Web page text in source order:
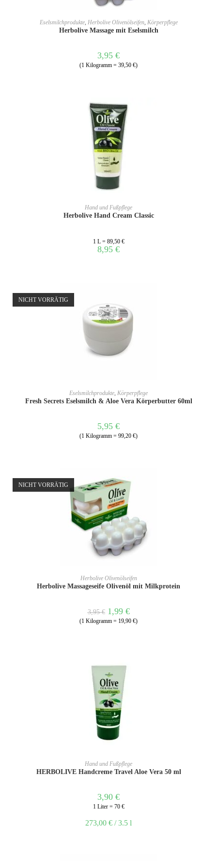
WEITERLESEN
Eselsmilchprodukte, Herbolive Olivenölseifen, Körperpflege
Herbolive Massage mit Eselsmilch
3,95 €
(1 Kilogramm = 39,50 €)
IN DEN WARENKORB
Hand und Fußpflege
Herbolive Hand Cream Classic
1 L = 89,50 €
8,95 €
NICHT VORRÄTIG
WEITERLESEN
Eselsmilchprodukte, Körperpflege
Fresh Secrets Eselsmilch & Aloe Vera Körperbutter 60ml
5,95 €
(1 Kilogramm = 99,20 €)
NICHT VORRÄTIG
WEITERLESEN
Herbolive Olivenölseifen
Herbolive Massageseife Olivenöl mit Milkprotein
3,95€ 1,99 €
(1 Kilogramm = 19,90 €)
IN DEN WARENKORB
Hand und Fußpflege
HERBOLIVE Handcreme Travel Aloe Vera 50 ml
3,90 €
1 Liter = 70 €
273,00 € /3.5 l